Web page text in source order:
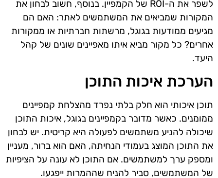
לשפר את ה-ROI של הקמפיין. בנוסף, חשוב לבחון את
המקורות שמביאים את המשתמשים לאתר: האם הם
מגיעים ממודעות בגוגל, מרשתות חברתיות או ממקורות
אחרים? כל מקור מביא איתו מאפיינים שונים של קהל
היעד.
הערכת איכות התוכן
תוכן איכותי הוא חלק בלתי נפרד מהצלחת קמפיינים
ממומנים. כאשר מדובר בקמפיינים בגוגל, איכות התוכן
שיכולה להניע משתמשים לפעולה היא קריטית. יש לבחון
את התוכן המוצג בעמודי הנחיתה, האם הוא ברור, מעניין
ומספק ערך למשתמשים. אם התוכן לא עונה על הציפיות
של המשתמשים, סביר להניח שההמרות ייפגעו.